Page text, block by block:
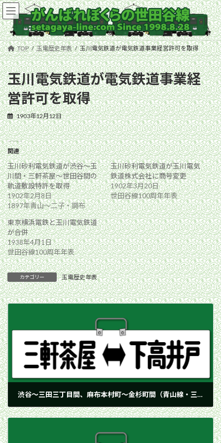
コ
ン
テ
ン
ツ
へ
ス
キ
ッ
プ
ナ
ビ
ゲ
ー
シ
ョ
ン
に
移
動
TOP 玉電歴史年表 玉川電気鉄道が電気鉄道事業経営許可を取得
玉川電気鉄道が電気鉄道事業経
営許可を取得
1903年12月12日
関連
玉川砂利電気鉄道が渋谷〜玉
川間・三軒茶屋〜世田谷間の
軌道敷設特許を取得
1902年2月8日
1897年青山〜二子・調布
玉川砂利電気鉄道が玉川電気
鉄道株式会社に商号変更
1902年3月20日
世田谷線100周年年表
東京横浜電鉄と玉川電気鉄道
が合併
1938年4月1日
世田谷線100周年年表
カテゴリー 玉電歴史年表
渋谷〜三田三丁目間、麻布本村町〜金杉町間（青山線・三田線）の軌道敷設を出願
1903年11月28日